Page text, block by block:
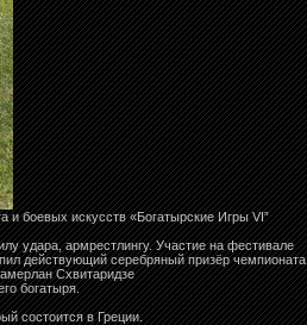
и боевых искусств «Богатырские Игры VI”
удара, армрестлингу. Участие на фестивале
действующий серебряный призёр чемпионата
Схвитаридзе
богатыря.
состоится в Греции.